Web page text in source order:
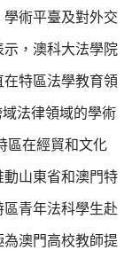
術平臺及對外交
，澳科大法學院
特區法學教育領
法律領域的學術
區在經貿和文化
山東省和澳門特
青年法科學生赴
澳門高校教師提